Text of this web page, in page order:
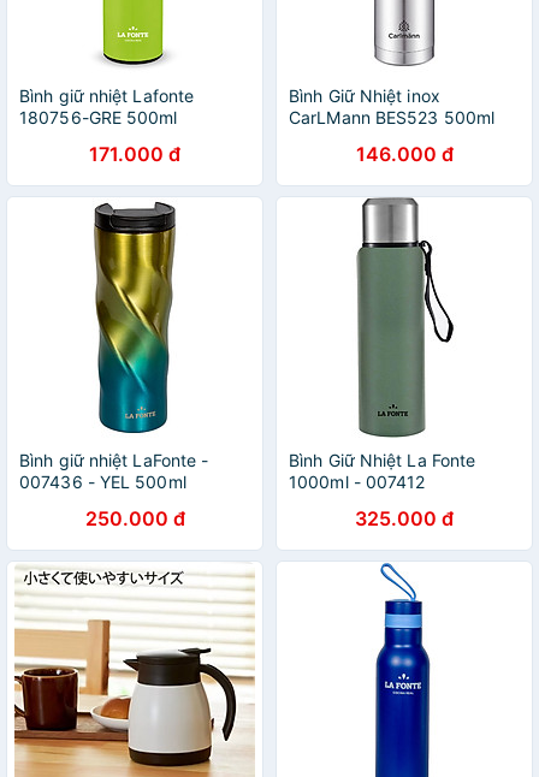
Bình giữ nhiệt Lafonte
180756-GRE 500ml
171.000 đ
Bình Giữ Nhiệt inox
CarLMann BES523 500ml
146.000 đ
Bình giữ nhiệt LaFonte -
007436 - YEL 500ml
250.000 đ
Bình Giữ Nhiệt La Fonte
1000ml - 007412
325.000 đ